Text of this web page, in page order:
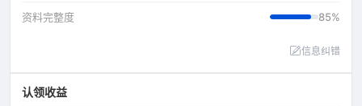
资料完整度 85%
信息纠错
认领收益